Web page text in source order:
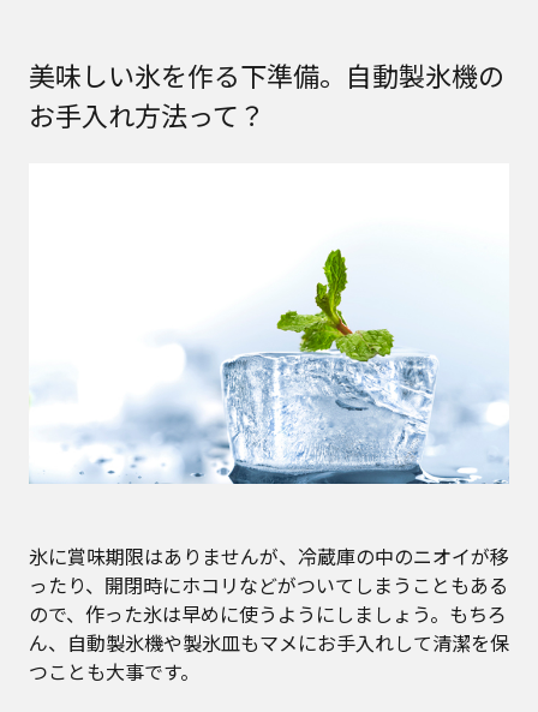
美味しい氷を作る下準備。自動製氷機の
お手入れ方法って？
氷に賞味期限はありませんが、冷蔵庫の中のニオイが移
ったり、開閉時にホコリなどがついてしまうこともある
ので、作った氷は早めに使うようにしましょう。もちろ
ん、自動製氷機や製氷皿もマメにお手入れして清潔を保
つことも大事です。